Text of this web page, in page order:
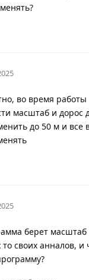
во время
масштаб и дорос
до 50 м и все
берет
своих анналов, и